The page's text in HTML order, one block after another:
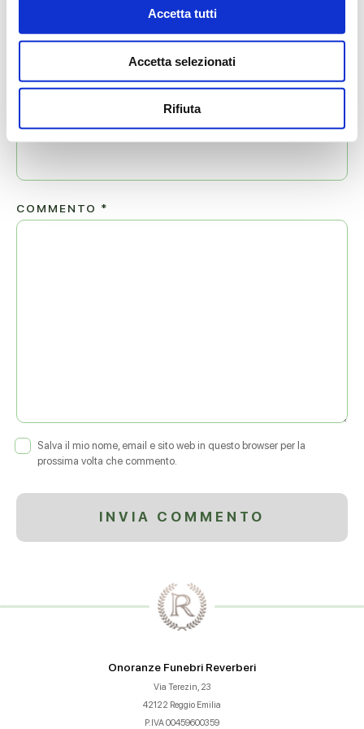
Accetta tutti
Accetta selezionati
Rifiuta
COMMENTO *
Salva il mio nome, email e sito web in questo browser per la
prossima volta che commento.
Onoranze Funebri Reverberi
Via Terezin, 23
42122 Reggio Emilia
P.IVA 00459600359